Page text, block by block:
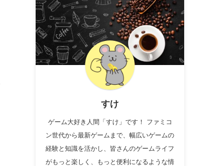
すけ
ゲーム大好き人間「すけ」です！ ファミコ
ン世代から最新ゲームまで、幅広いゲームの
経験と知識を活かし、皆さんのゲームライフ
がもっと楽しく、もっと便利になるような情